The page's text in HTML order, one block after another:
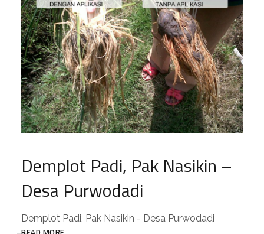
Demplot Padi, Pak Nasikin –
Desa Purwodadi
Demplot Padi, Pak Nasikin - Desa Purwodadi